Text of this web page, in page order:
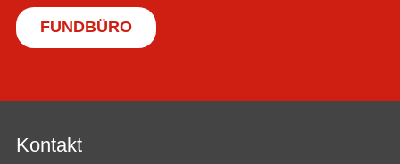
FUNDBÜRO
Kontakt